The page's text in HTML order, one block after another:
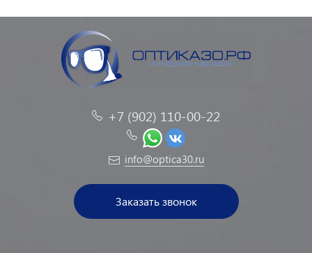
+7 (902) 110-00-22
info@optica30.ru
Заказать звонок